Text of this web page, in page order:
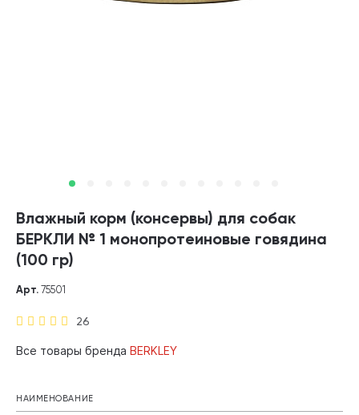
Влажный корм (консервы) для собак
БЕРКЛИ № 1 монопротеиновые говядина
(100 гр)
26
Арт. 75501
Все товары бренда BERKLEY
НАИМЕНОВАНИЕ